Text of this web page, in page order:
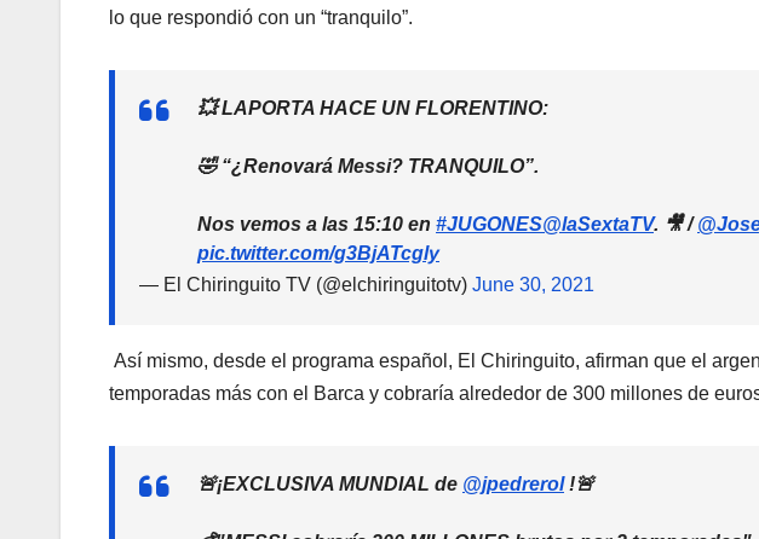
lo que respondió con un “tranquilo”.
💥 LAPORTA HACE UN FLORENTINO:
🤣 “¿Renovará Messi? TRANQUILO”.
Nos vemos a las 15:10 en #JUGONES@laSextaTV. 🎥 /
pic.twitter.com/g3BjATcgly
— El Chiringuito TV (@elchiringuitotv) June 30, 2021
Así mismo, desde el programa español, El Chiringuito, afirman que el
temporadas más con el Barca y cobraría alrededor de 300 millones de
🚨¡EXCLUSIVA MUNDIAL de @jpedrerol!🚨